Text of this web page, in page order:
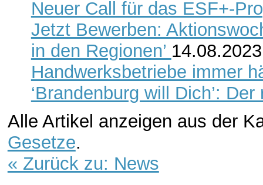
Neuer Call für das ESF+-
Jetzt Bewerben:
in den Regionen’ 14.08.2023
Handwerksbetriebe immer
‘Brandenburg will Dich’:
Alle Artikel anzeigen aus der
Gesetze.
« Zurück zu: News